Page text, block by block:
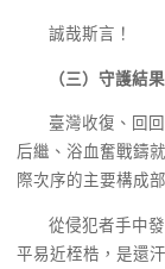
誠哉斯言！
（三）守護結
臺灣收復、回
后繼、浴血奮戰鑄
際次序的主要構成
從侵犯者手中
平易近桎梏，是還